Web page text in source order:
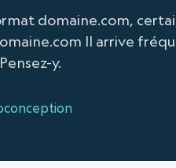
domaine.com,
Il arrive
y.